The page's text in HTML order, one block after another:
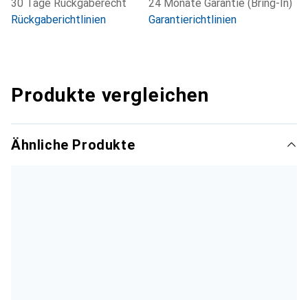
30 Tage Rückgaberecht
Rückgaberichtlinien
24 Monate Garantie (Bring-In)
Garantierichtlinien
Produkte vergleichen
Ähnliche Produkte